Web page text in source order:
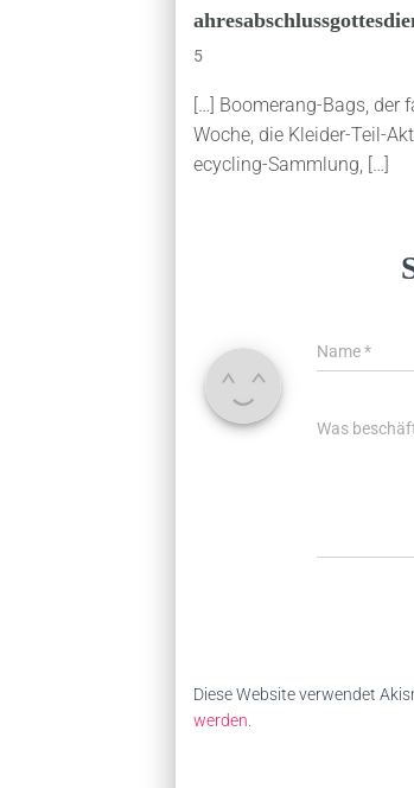
5
[…] Boomerang-Bags,
Woche, die Kleider-Teil-
ecycling-Sammlung, […]
Name*
Was
Diese Website verwendet
werden.